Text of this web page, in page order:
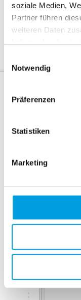
soziale Medien,
Partner führen
weiteren Daten
Notwendig
Präferenzen
Statistiken
Marketing
Bedienart